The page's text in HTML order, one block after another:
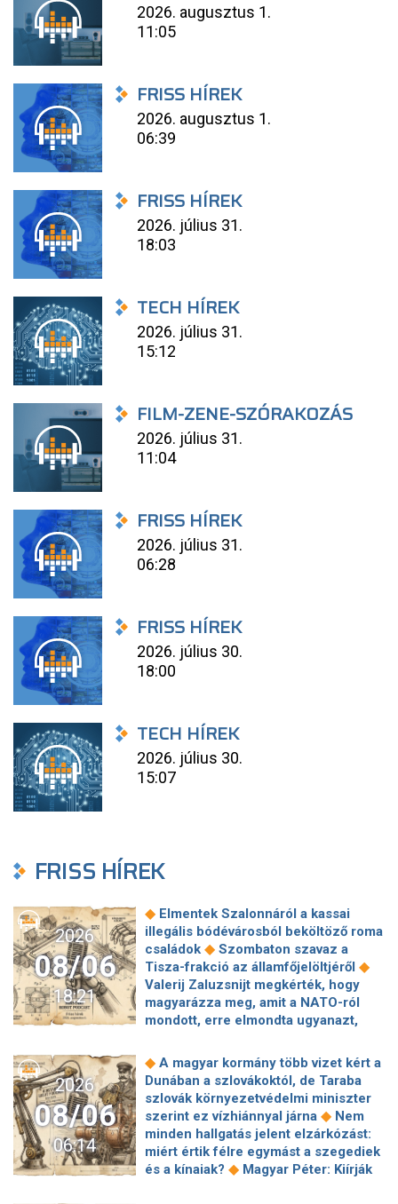
2026. augusztus 1.
11:05
FRISS HÍREK
2026. augusztus 1.
06:39
FRISS HÍREK
2026. július 31.
18:03
TECH HÍREK
2026. július 31.
15:12
FILM-ZENE-SZÓRAKOZÁS
2026. július 31.
11:04
FRISS HÍREK
2026. július 31.
06:28
FRISS HÍREK
2026. július 30.
18:00
TECH HÍREK
2026. július 30.
15:07
FRISS HÍREK
2026
08/06
18:21
◆ Elmentek Szalonnáról a kassai
illegális bódévárosból beköltöző roma
családok ◆ Szombaton szavaz a
Tisza-frakció az államfőjelöltjéről ◆
Valerij Zaluzsnijt megkérték, hogy
magyarázza meg, amit a NATO-ról
mondott, erre elmondta ugyanazt,
kötött szerződéseket a HM cége a
Lounge Eventtel, a miniszter
feljelentést tett
◆Orbán Anita
megkérte a szlovák kormányt, hogy
segítse a magyar vízellátást ◆ Forró
augusztus: gátja lehet az uniós
források hazahozatalának az
Alkotmánybíróság?◆ Török Gábor: Ez
2026
08/06
06:14
◆ A magyar kormány több vizet kért a
Dunában a szlovákoktól, de Taraba
szlovák környezetvédelmi miniszter
szerint ez vízhiánnyal járna ◆ Nem
minden hallgatás jelent elzárkózást:
miért értik félre egymást a szegediek
és a kínaiak? ◆ Magyar Péter: Kiírják